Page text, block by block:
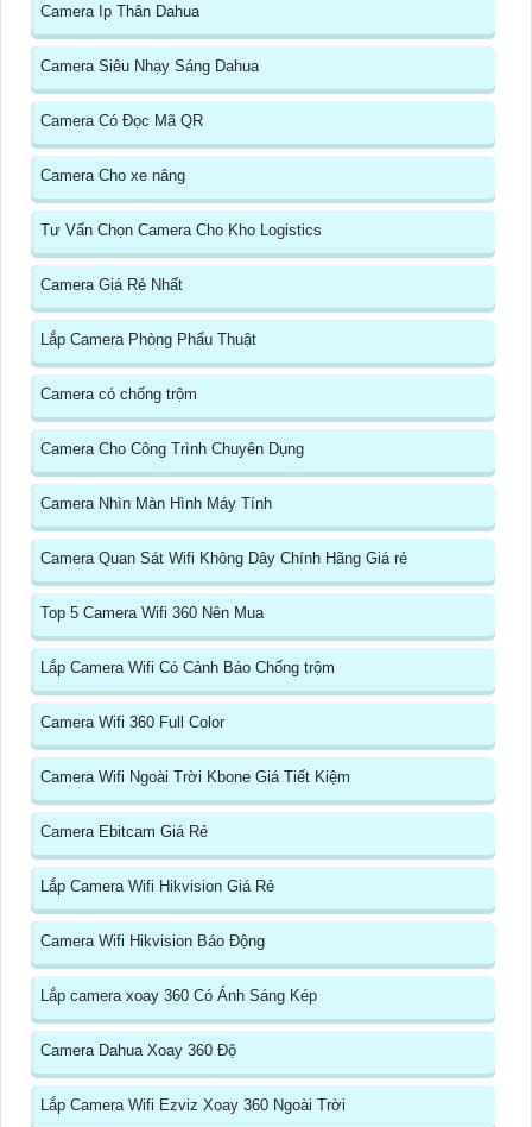
Camera Ip Thân Dahua
Camera Siêu Nhạy Sáng Dahua
Camera Có Đọc Mã QR
Camera Cho xe nâng
Tư Vấn Chọn Camera Cho Kho Logistics
Camera Giá Rẻ Nhất
Lắp Camera Phòng Phẩu Thuật
Camera có chống trộm
Camera Cho Công Trình Chuyên Dụng
Camera Nhìn Màn Hình Máy Tính
Camera Quan Sát Wifi Không Dây Chính Hãng Giá rẻ
Top 5 Camera Wifi 360 Nên Mua
Lắp Camera Wifi Có Cảnh Báo Chống trộm
Camera Wifi 360 Full Color
Camera Wifi Ngoài Trời Kbone Giá Tiết Kiệm
Camera Ebitcam Giá Rẻ
Lắp Camera Wifi Hikvision Giá Rẻ
Camera Wifi Hikvision Báo Động
Lắp camera xoay 360 Có Ánh Sáng Kép
Camera Dahua Xoay 360 Độ
Lắp Camera Wifi Ezviz Xoay 360 Ngoài Trời